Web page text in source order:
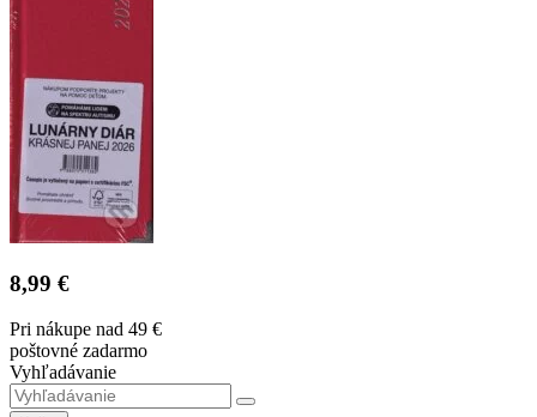
8,99 €
Pri nákupe nad 49 €
poštovné zadarmo
Vyhľadávanie